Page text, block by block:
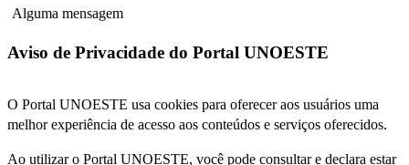
Alguma mensagem
Aviso de Privacidade do Portal UNOESTE
O Portal UNOESTE usa cookies para oferecer aos usuários uma
melhor experiência de acesso aos conteúdos e serviços oferecidos.
Ao utilizar o Portal UNOESTE, você pode consultar e declara estar